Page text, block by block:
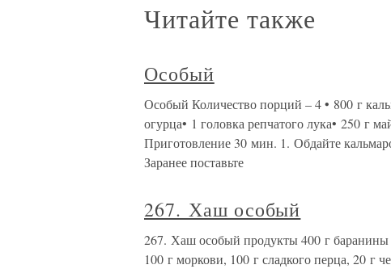
Читайте также
Особый
Особый Количество порций – 4 • 800 г
огурца• 1 головка репчатого лука• 250 г
Приготовление 30 мин. 1. Обдайте
Заранее поставьте
267. Хаш особый
267. Хаш особый продукты 400 г баранины
100 г моркови, 100 г сладкого перца, 20 г